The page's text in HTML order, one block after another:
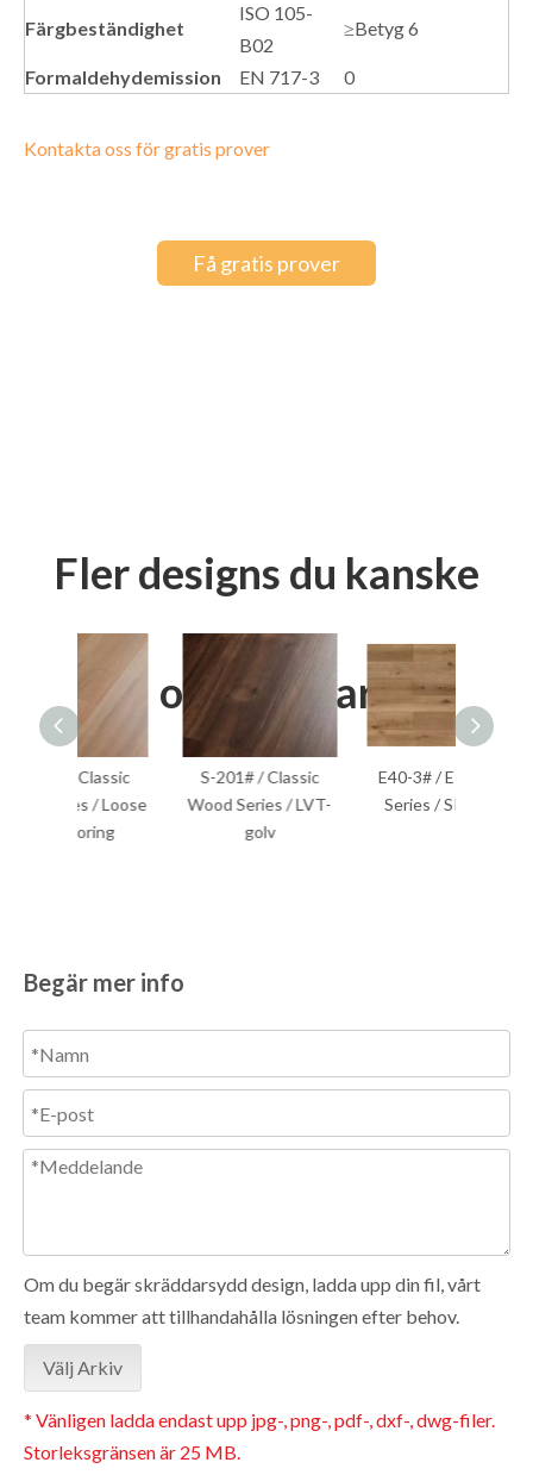
Färgbeständighet
ISO 105-
B02
≥Betyg 6
Formaldehydemission EN 717-3 0
Kontakta oss för gratis prover
Få gratis prover
Fler designs du kanske
också gillar
S-201# / Classic
Wood Series / LVT-
E40-3# / EIR Wood
Series / SPC Golv
Begär mer info
Om du begär skräddarsydd design, ladda upp din fil, vårt
team kommer att tillhandahålla lösningen efter behov.
Välj Arkiv
* Vänligen ladda endast upp jpg-, png-, pdf-, dxf-, dwg-filer.
Storleksgränsen är 25 MB.